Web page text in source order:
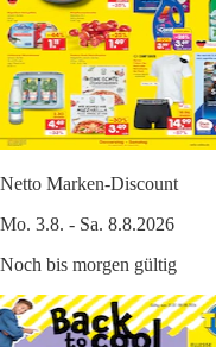
Netto Marken-Discount
Mo. 3.8. - Sa. 8.8.2026
Noch bis morgen gültig